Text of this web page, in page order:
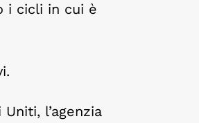
i cicli in cui è
l’agenzia